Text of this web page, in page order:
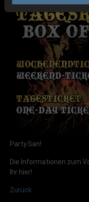
Party.San!
Die Informationen zum
Ihr hier!
Zurück